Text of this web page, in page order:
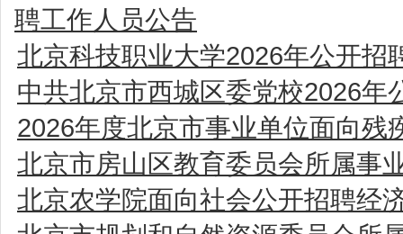
聘工作人员公告
北京科技职业大学2026年公开招
中共北京市西城区委党校2026年
2026年度北京市事业单位面向残
北京市房山区教育委员会所属事
北京农学院面向社会公开招聘经